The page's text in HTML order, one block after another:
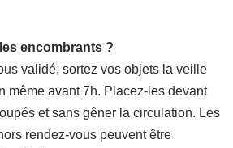
encombrants ?
validé, sortez vos objets la veille
même avant 7h. Placez-les devant
et sans gêner la circulation. Les
rendez-vous peuvent être